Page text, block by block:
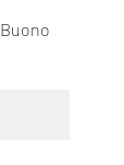
Buono